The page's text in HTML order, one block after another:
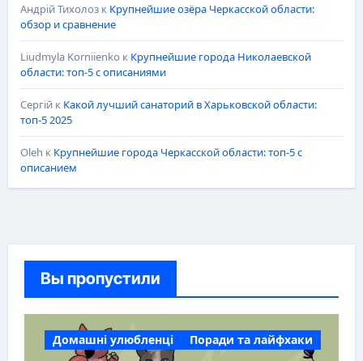
Андрій Тихолозк Крупнейшие озёра Черкасской области:
обзор и сравнение
Liudmyla Korniienko к Крупнейшие города Николаевской
области: топ-5 с описаниями
Сергійк Какой лучший санаторий в Харьковской области:
топ-5 2025
Oleh к Крупнейшие города Черкасской области: топ-5 с
описанием
Вы пропустили
Домашні улюбленці Поради та лайфхаки